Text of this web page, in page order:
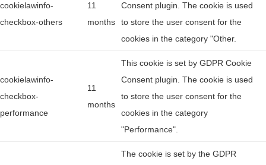
cookielawinfo-
checkbox-others
11
months
Consent plugin. The cookie is used
to store the user consent for the
cookies in the category "Other.
cookielawinfo-
checkbox-
performance
11
months
This cookie is set by GDPR Cookie
Consent plugin. The cookie is used
to store the user consent for the
cookies in the category
"Performance".
The cookie is set by the GDPR